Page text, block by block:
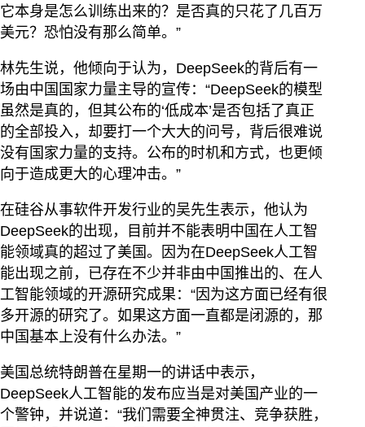
它本身是怎么训练出来的？是否真的只花了几百万
美元？恐怕没有那么简单。”
林先生说，他倾向于认为，DeepSeek的背后有一
场由中国国家力量主导的宣传：“DeepSeek的模型
虽然是真的，但其公布的‘低成本’是否包括了真正
的全部投入，却要打一个大大的问号，背后很难说
没有国家力量的支持。公布的时机和方式，也更倾
向于造成更大的心理冲击。”
在硅谷从事软件开发行业的吴先生表示，他认为
DeepSeek的出现，目前并不能表明中国在人工智
能领域真的超过了美国。因为在DeepSeek人工智
能出现之前，已存在不少并非由中国推出的、在人
工智能领域的开源研究成果：“因为这方面已经有很
多开源的研究了。如果这方面一直都是闭源的，那
中国基本上没有什么办法。”
美国总统特朗普在星期一的讲话中表示，
DeepSeek人工智能的发布应当是对美国产业的一
个警钟，并说道：“我们需要全神贯注、竞争获胜，